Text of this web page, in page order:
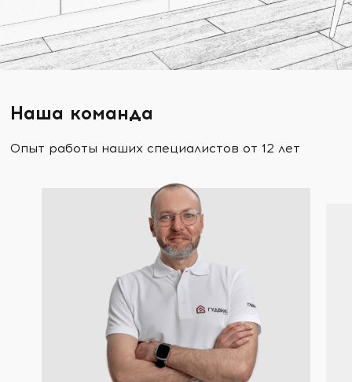
Наша команда
Опыт работы наших специалистов от 12 лет